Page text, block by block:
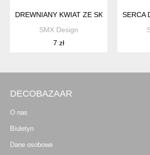
DREWNIANY KWIAT ZE SKLEJKI
SMX Design
7 zł
SERCA
DECOBAZAAR
O nas
Biuletyn
Dane osobowe